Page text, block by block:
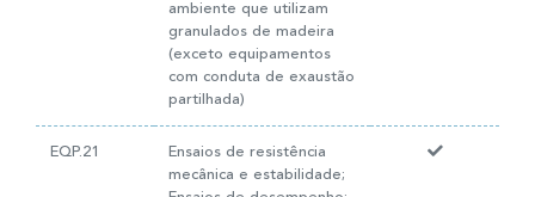
ambiente que utilizam
granulados de madeira
(exceto equipamentos
com conduta de exaustão
partilhada)
EQP.21
Ensaios de resistência
mecânica e estabilidade;